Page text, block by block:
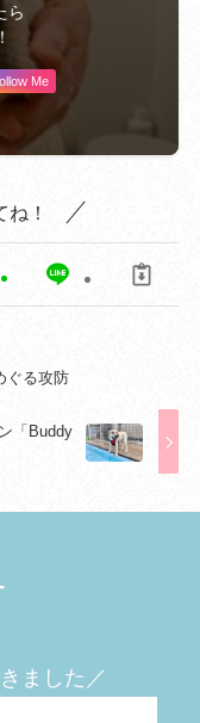
ら
Me
！
ぐる攻防
「Buddy
ました／